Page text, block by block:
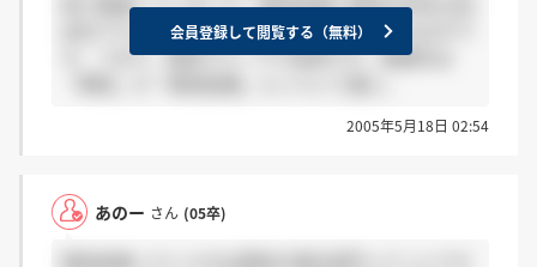
会社ですよ。ただし、採用は一括採用されるはずで
す、つまり、興和グループで採用され、勤務先は
会員登録して閲覧する（無料）
2005年5月18日 02:54
あのー さん (05卒)